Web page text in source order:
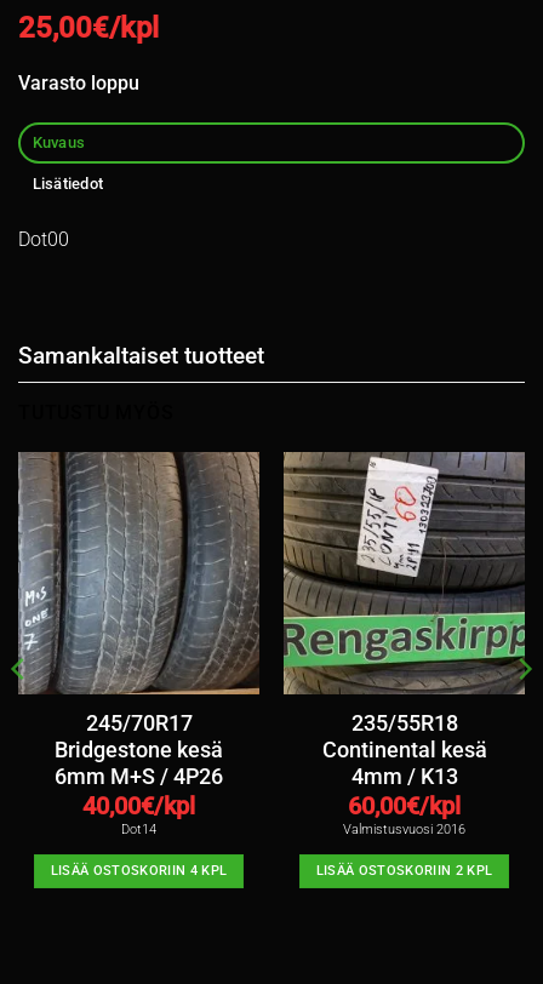
25,00€/kpl
Varasto loppu
Kuvaus
Lisätiedot
Dot00
Samankaltaiset tuotteet
245/70R17
Bridgestone kesä
6mm M+S / 4P26
40,00€/kpl
Dot14
LISÄÄ OSTOSKORIIN 4 KPL
235/55R18
Continental kesä
4mm / K13
60,00€/kpl
Valmistusvuosi 2016
LISÄÄ OSTOSKORIIN 2 KPL